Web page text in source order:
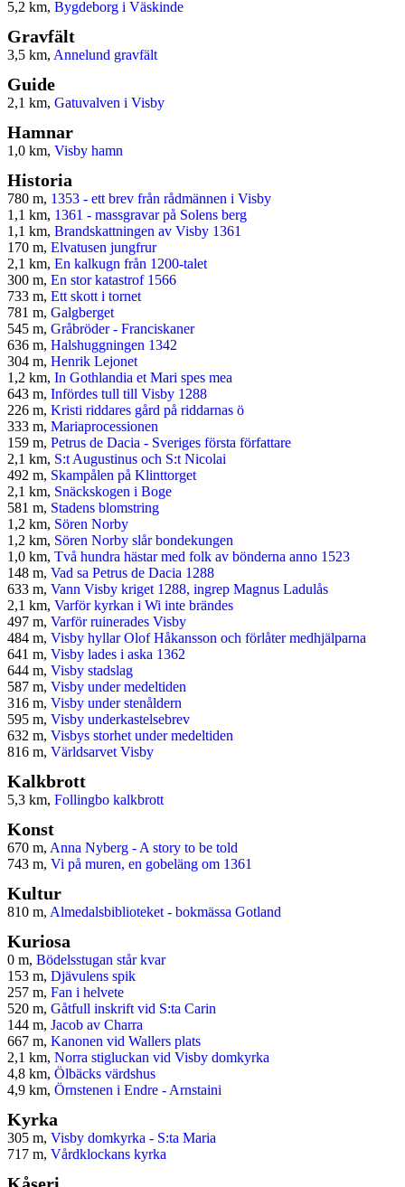
5,2 km, Bygdeborg i Väskinde
Gravfält
3,5 km, Annelund gravfält
Guide
2,1 km, Gatuvalven i Visby
Hamnar
1,0 km, Visby hamn
Historia
780 m, 1353 - ett brev från rådmännen i Visby
1,1 km, 1361 - massgravar på Solens berg
1,1 km, Brandskattningen av Visby 1361
170 m, Elvatusen jungfrur
2,1 km, En kalkugn från 1200-talet
300 m, En stor katastrof 1566
733 m, Ett skott i tornet
781 m, Galgberget
545 m, Gråbröder - Franciskaner
636 m, Halshuggningen 1342
304 m, Henrik Lejonet
1,2 km, In Gothlandia et Mari spes mea
643 m, Infördes tull till Visby 1288
226 m, Kristi riddares gård på riddarnas ö
333 m, Mariaprocessionen
159 m, Petrus de Dacia - Sveriges första författare
2,1 km, S:t Augustinus och S:t Nicolai
492 m, Skampålen på Klinttorget
2,1 km, Snäckskogen i Boge
581 m, Stadens blomstring
1,2 km, Sören Norby
1,2 km, Sören Norby slår bondekungen
1,0 km, Två hundra hästar med folk av bönderna anno 1523
148 m, Vad sa Petrus de Dacia 1288
633 m, Vann Visby kriget 1288, ingrep Magnus Ladulås
2,1 km, Varför kyrkan i Wi inte brändes
497 m, Varför ruinerades Visby
484 m, Visby hyllar Olof Håkansson och förlåter medhjälparna
641 m, Visby lades i aska 1362
644 m, Visby stadslag
587 m, Visby under medeltiden
316 m, Visby under stenåldern
595 m, Visby underkastelsebrev
632 m, Visbys storhet under medeltiden
816 m, Världsarvet Visby
Kalkbrott
5,3 km, Follingbo kalkbrott
Konst
670 m, Anna Nyberg - A story to be told
743 m, Vi på muren, en gobeläng om 1361
Kultur
810 m, Almedalsbiblioteket - bokmässa Gotland
Kuriosa
0 m, Bödelsstugan står kvar
153 m, Djävulens spik
257 m, Fan i helvete
520 m, Gåtfull inskrift vid S:ta Carin
144 m, Jacob av Charra
667 m, Kanonen vid Wallers plats
2,1 km, Norra stigluckan vid Visby domkyrka
4,8 km, Ölbäcks värdshus
4,9 km, Örnstenen i Endre - Arnstaini
Kyrka
305 m, Visby domkyrka - S:ta Maria
717 m, Vårdklockans kyrka